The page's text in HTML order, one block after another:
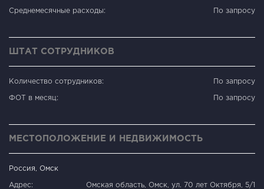
Среднемесячные расходы: По запросу
ШТАТ СОТРУДНИКОВ
Количество сотрудников: По запросу
ФОТ в месяц: По запросу
МЕСТОПОЛОЖЕНИЕ И НЕДВИЖИМОСТЬ
Россия, Омск
Адрес: Омская область, Омск, ул. 70 лет Октября, 5/1